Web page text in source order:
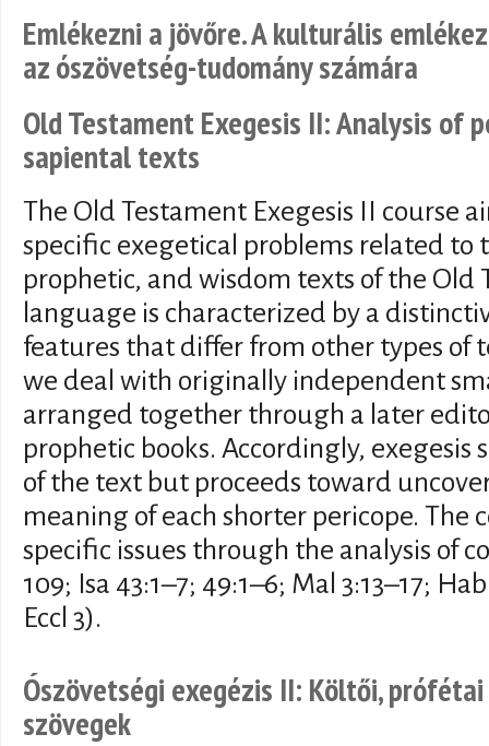
Emlékezni a jövőre. A kulturális
az ószövetség-tudomány számára
Old Testament Exegesis II: Analysis of
sapiental texts
The Old Testament Exegesis II course
specific exegetical problems related to
prophetic, and wisdom texts of the Old
language is characterized by a
features that differ from other types of
we deal with originally independent
arranged together through a later
prophetic books. Accordingly,
of the text but proceeds toward
meaning of each shorter pericope. The
specific issues through the analysis of
109; Isa 43:1–7; 49:1–6; Mal 3:13–17;
Eccl 3).
Ószövetségi exegézis II: Költői,
szövegek